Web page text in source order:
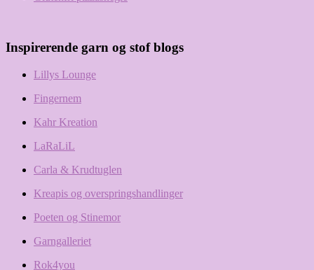
Inspirerende garn og stof blogs
Lillys Lounge
Fingernem
Kahr Kreation
LaRaLiL
Carla & Krudtuglen
Kreapis og overspringshandlinger
Poeten og Stinemor
Garngalleriet
Rok4you